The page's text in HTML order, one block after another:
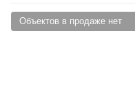
Объектов в продаже нет